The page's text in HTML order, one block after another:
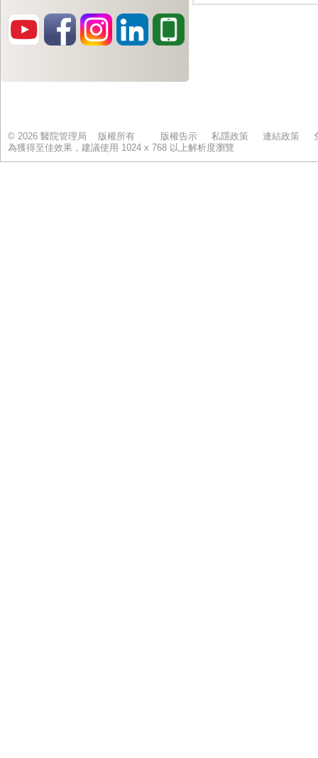
© 2026 醫院管理局 版權所有 版權告示 私隱政策 連結政策
為獲得至佳效果，建議使用 1024 x 768 以上解析度瀏覽